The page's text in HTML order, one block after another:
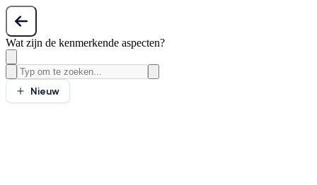
Wat zijn de kenmerkende aspecten?
Nieuw